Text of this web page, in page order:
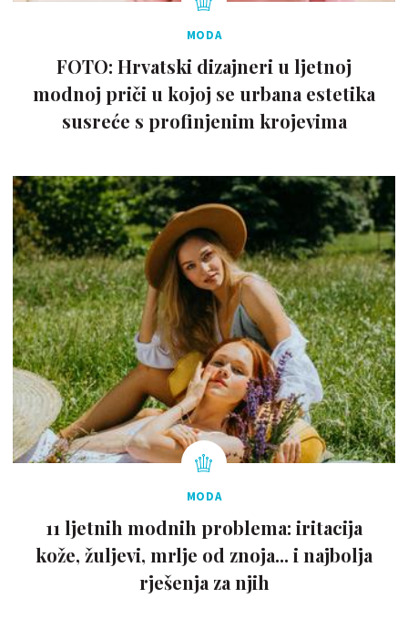
MODA
FOTO: Hrvatski dizajneri u ljetnoj
modnoj priči u kojoj se urbana estetika
susreće s profinjenim krojevima
MODA
11 ljetnih modnih problema: iritacija
kože, žuljevi, mrlje od znoja... i najbolja
rješenja za njih